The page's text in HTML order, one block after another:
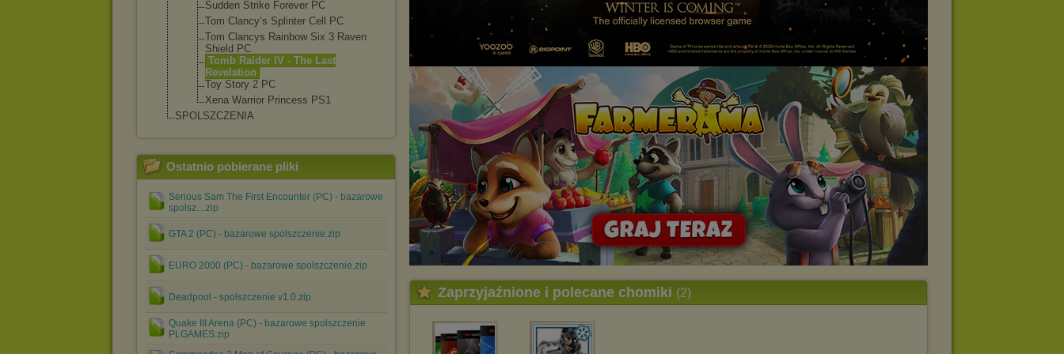
Istnieje możliwość zmiany ustawień przeglądarki internetowej w
sposób uniemożliwiający przechowywanie plików cookies na
urządzeniu końcowym. Można również usunąć pliki cookies,
dokonując odpowiednich zmian w ustawieniach przeglądarki
internetowej.
Pełną informację na ten temat znajdziesz pod adresem
http://chomikuj.pl/PolitykaPrywatnosci.aspx.
Sudden Strike Forever PC
Tom Clancy’s Splinter Cell PC
Tom Clancys Rainbow Six 3 Raven
Shield PC
Tomb Raider IV - The Last
Revelation
Toy Story 2 PC
Xena Warrior Princess PS1
SPOLSZCZENIA
Ostatnio pobierane pliki
Serious Sam The First Encounter (PC) - bazarowe
spolsz....zip
GTA 2 (PC) - bazarowe spolszczenie.zip
EURO 2000 (PC) - bazarowe spolszczenie.zip
Deadpool - spolszczenie v1.0.zip
Quake III Arena (PC) - bazarowe spolszczenie
PLGAMES.zip
Zaprzyjaźnione i polecane chomiki (2)